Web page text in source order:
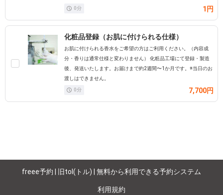
0分 1円
化粧品登録（お肌に付けられる仕様）
お肌に付けられる香水をご希望の方はご利用ください。（内容成
分・香りは通常仕様と変わりません） 化粧品工場にて登録・製造
後、発送いたします。お届けまで約2週間〜1か月です。※当日のお
渡しはできません。
0分 7,700円
freee予約 | 旧tol(トル) | 無料から利用できる予約システム
利用規約